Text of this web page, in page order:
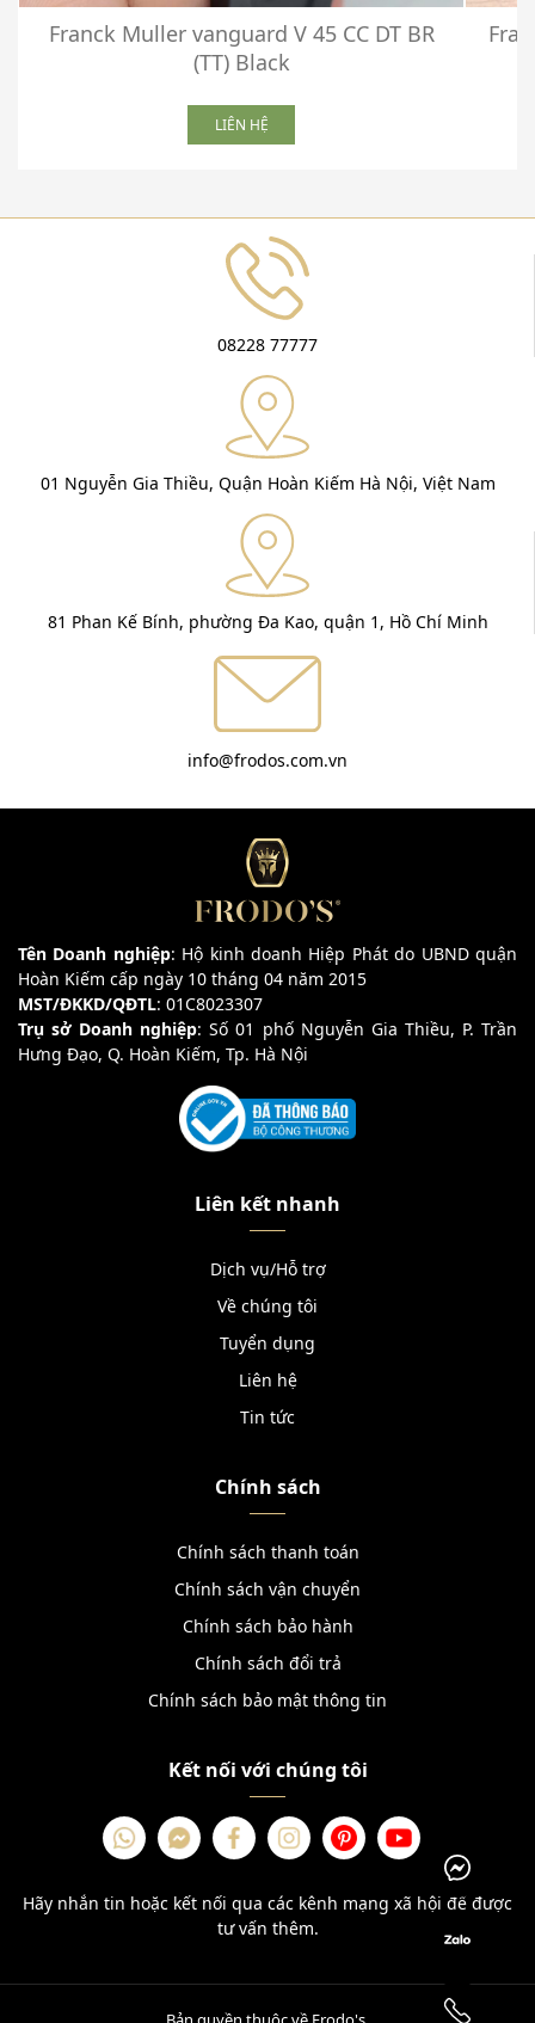
Franck Muller vanguard V 45 CC DT BR
(TT) Black
LIÊN HỆ
08228 77777
01 Nguyễn Gia Thiều, Quận Hoàn Kiếm Hà Nội, Việt Nam
81 Phan Kế Bính, phường Đa Kao, quận 1, Hồ Chí Minh
info@frodos.com.vn
Tên Doanh nghiệp: Hộ kinh doanh Hiệp Phát do UBND quận
Hoàn Kiếm cấp ngày 10 tháng 04 năm 2015
MST/ĐKKD/QĐTL: 01C8023307
Trụ sở Doanh nghiệp: Số 01 phố Nguyễn Gia Thiều, P. Trần
Hưng Đạo, Q. Hoàn Kiếm, Tp. Hà Nội
Liên kết nhanh
Dịch vụ/Hỗ trợ
Về chúng tôi
Tuyển dụng
Liên hệ
Tin tức
Chính sách
Chính sách thanh toán
Chính sách vận chuyển
Chính sách bảo hành
Chính sách đổi trả
Chính sách bảo mật thông tin
Kết nối với chúng tôi
Hãy nhắn tin hoặc kết nối qua các kênh mạng xã hội để được
tư vấn thêm.